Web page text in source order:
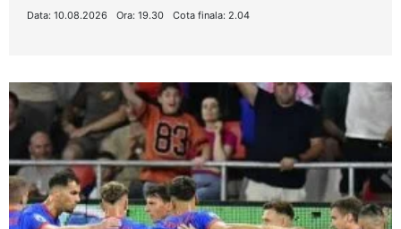
Data: 10.08.2026 Ora: 19.30 Cota finala: 2.04